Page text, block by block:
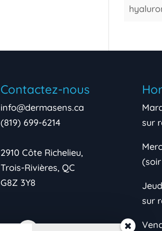
Contactez-nous
info@dermasens.ca
(819) 699-6214
2910 Côte Richelieu,
Trois-Rivières, QC
G8Z 3Y8
sur
sur